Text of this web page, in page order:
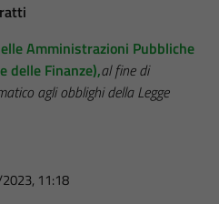
Amministrazioni Pubbliche
delle Finanze),al fine di
agli obblighi della Legge
11:18